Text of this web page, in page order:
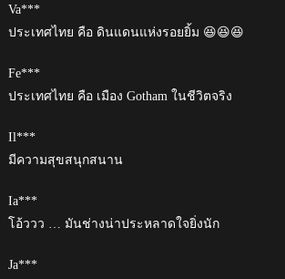
Va***
ประเทศไทย คือ ดินแดนแห่งรอยยิ้ม 😆😆😆
Fe***
ประเทศไทย คือ เมือง Gotham ในชีวิตจริง
Il***
มีความสุขสนุกสนาน
Ia***
โอ้ววว … มันช่างน่าประหลาดใจยิ่งนัก
Ja***